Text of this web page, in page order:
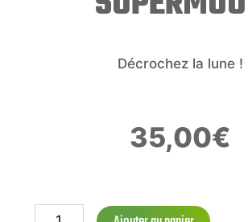
Décrochez la lune !
35,00€